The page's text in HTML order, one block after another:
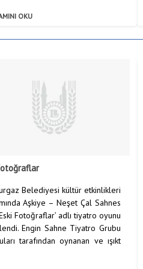
OKU
Belediyesi kültür etkinlikleri
Aşkiye – Neşet Çal Sahnes
Fotoğraflar’ adlı tiyatro oyunu
Engin Sahne Tiyatro Grubu
tarafından oynanan ve ışıkt